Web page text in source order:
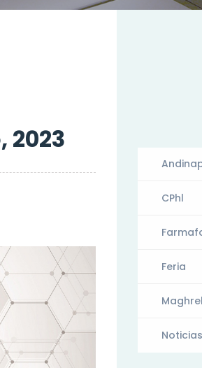
2023
CPhl
Feria
Noticias